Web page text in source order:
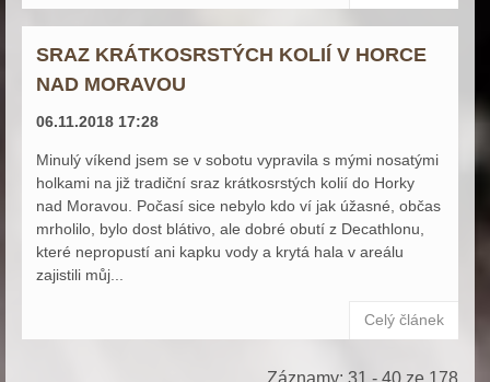
SRAZ KRÁTKOSRSTÝCH KOLIÍ V HORCE
NAD MORAVOU
06.11.2018 17:28
Minulý víkend jsem se v sobotu vypravila s mými nosatými
holkami na již tradiční sraz krátkosrstých kolií do Horky
nad Moravou. Počasí sice nebylo kdo ví jak úžasné, občas
mrholilo, bylo dost blátivo, ale dobré obutí z Decathlonu,
které nepropustí ani kapku vody a krytá hala v areálu
zajistili můj...
Celý článek
Záznamy: 31 - 40 ze 178